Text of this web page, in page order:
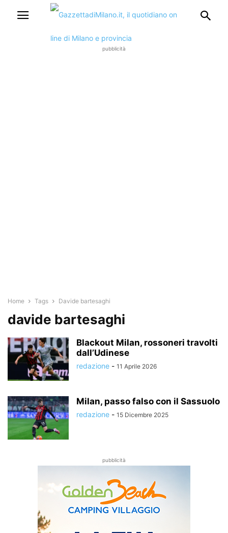
pubblicità
Home Tags Davide bartesaghi
davide bartesaghi
Blackout Milan, rossoneri travolti
dall’Udinese
redazione - 11 Aprile 2026
Milan, passo falso con il Sassuolo
redazione - 15 Dicembre 2025
pubblicità